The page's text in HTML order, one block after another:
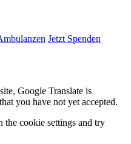
Jetzt Spenden
Google Translate is
you have not yet accepted.
the cookie settings and try